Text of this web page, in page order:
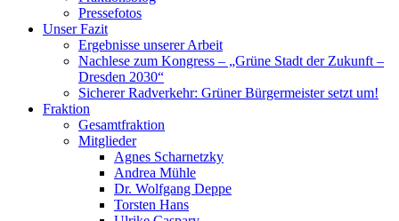
Pressefotos
Unser Fazit
Ergebnisse unserer Arbeit
Nachlese zum Kongress – „Grüne Stadt der Zukunft –
Dresden 2030“
Sicherer Radverkehr: Grüner Bürgermeister setzt um!
Fraktion
Gesamtfraktion
Mitglieder
Agnes Scharnetzky
Andrea Mühle
Dr. Wolfgang Deppe
Torsten Hans